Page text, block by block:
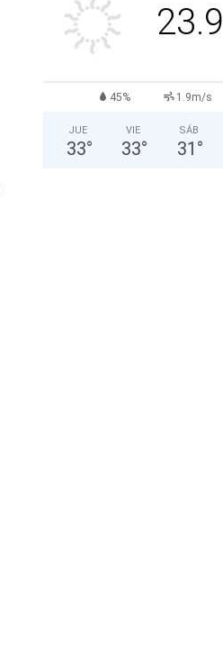
23.9
45% 1.9m/s
JUE
33°
VIE
33°
SÁB
31 °